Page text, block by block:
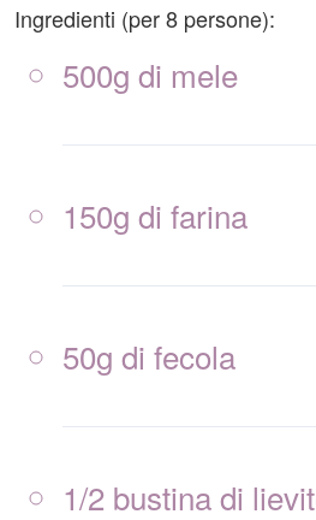
Ingredienti (per 8 persone):
500g di mele
150g di farina
50g di fecola
1/2 bustina di